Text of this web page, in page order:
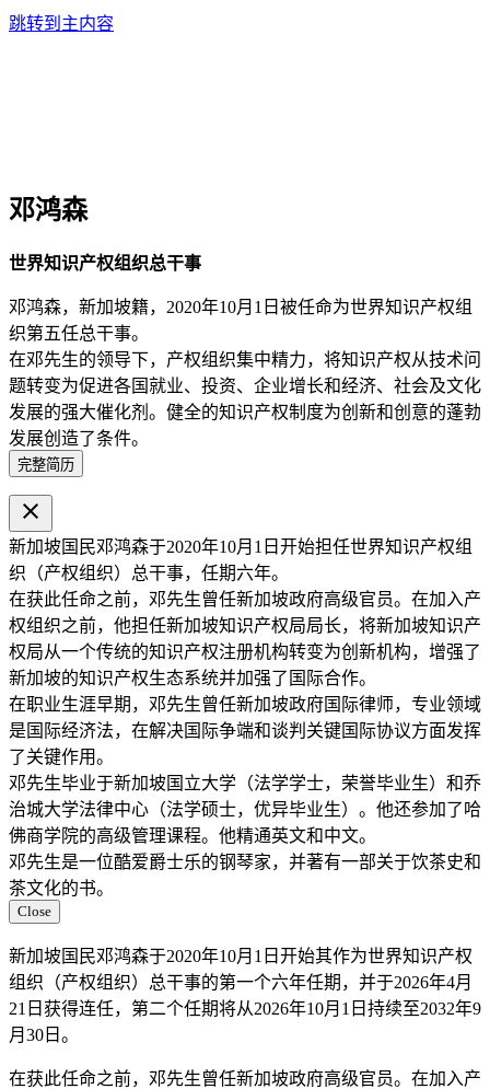
跳转到主内容
邓鸿森
世界知识产权组织总干事
邓鸿森，新加坡籍，2020年10月1日被任命为世界知识产权组
织第五任总干事。
在邓先生的领导下，产权组织集中精力，将知识产权从技术问
题转变为促进各国就业、投资、企业增长和经济、社会及文化
发展的强大催化剂。健全的知识产权制度为创新和创意的蓬勃
发展创造了条件。
完整简历
close
新加坡国民邓鸿森于2020年10月1日开始担任世界知识产权组
织（产权组织）总干事，任期六年。
在获此任命之前，邓先生曾任新加坡政府高级官员。在加入产
权组织之前，他担任新加坡知识产权局局长，将新加坡知识产
权局从一个传统的知识产权注册机构转变为创新机构，增强了
新加坡的知识产权生态系统并加强了国际合作。
在职业生涯早期，邓先生曾任新加坡政府国际律师，专业领域
是国际经济法，在解决国际争端和谈判关键国际协议方面发挥
了关键作用。
邓先生毕业于新加坡国立大学（法学学士，荣誉毕业生）和乔
治城大学法律中心（法学硕士，优异毕业生）。他还参加了哈
佛商学院的高级管理课程。他精通英文和中文。
邓先生是一位酷爱爵士乐的钢琴家，并著有一部关于饮茶史和
茶文化的书。
Close
新加坡国民邓鸿森于2020年10月1日开始其作为世界知识产权
组织（产权组织）总干事的第一个六年任期，并于2026年4月
21日获得连任，第二个任期将从2026年10月1日持续至2032年9
月30日。
在获此任命之前，邓先生曾任新加坡政府高级官员。在加入产